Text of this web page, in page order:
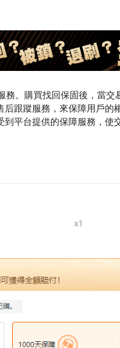
。購買找回保固後，當交
后跟蹤服務，來保障用戶的
平台提供的保障服務，使